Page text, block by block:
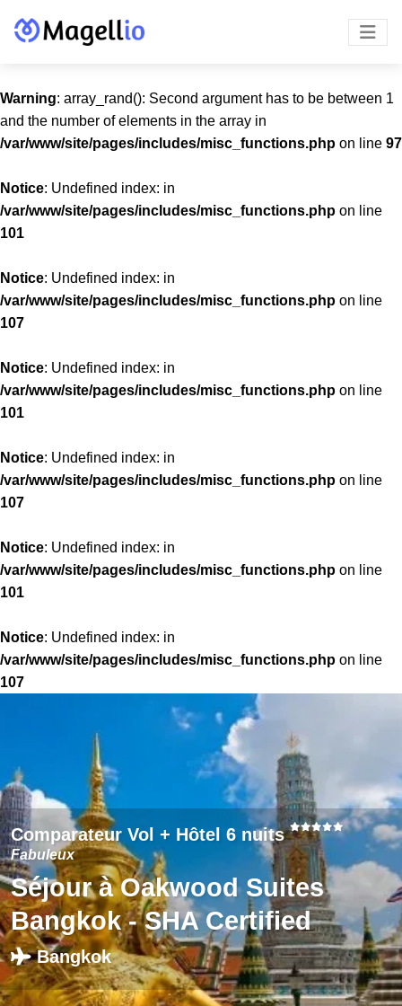
Warning: array_rand(): Second argument has to be between 1
and the number of elements in the array in
/var/www/site/pages/includes/misc_functions.php on line 97
Notice: Undefined index: in
/var/www/site/pages/includes/misc_functions.php on line
101
Notice: Undefined index: in
/var/www/site/pages/includes/misc_functions.php on line
107
Notice: Undefined index: in
/var/www/site/pages/includes/misc_functions.php on line
101
Notice: Undefined index: in
/var/www/site/pages/includes/misc_functions.php on line
107
Notice: Undefined index: in
/var/www/site/pages/includes/misc_functions.php on line
101
Notice: Undefined index: in
/var/www/site/pages/includes/misc_functions.php on line
107
Comparateur Vol + Hôtel 6 nuits
Fabuleux
Séjour à Oakwood Suites
Bangkok - SHA Certified
Bangkok